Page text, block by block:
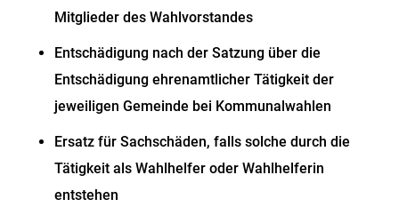
Mitglieder des Wahlvorstandes
Entschädigung nach der Satzung über die
Entschädigung ehrenamtlicher Tätigkeit der
jeweiligen Gemeinde bei Kommunalwahlen
Ersatz für Sachschäden, falls solche durch die
Tätigkeit als Wahlhelfer oder Wahlhelferin
entstehen